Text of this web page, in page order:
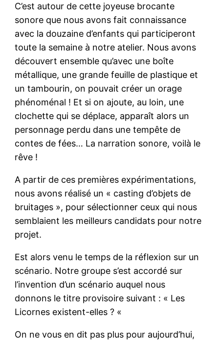
C’est autour de cette joyeuse brocante
sonore que nous avons fait connaissance
avec la douzaine d’enfants qui participeront
toute la semaine à notre atelier. Nous avons
découvert ensemble qu’avec une boîte
métallique, une grande feuille de plastique et
un tambourin, on pouvait créer un orage
phénoménal ! Et si on ajoute, au loin, une
clochette qui se déplace, apparaît alors un
personnage perdu dans une tempête de
contes de fées… La narration sonore, voilà le
rêve !
A partir de ces premières expérimentations,
nous avons réalisé un « casting d’objets de
bruitages », pour sélectionner ceux qui nous
semblaient les meilleurs candidats pour notre
projet.
Est alors venu le temps de la réflexion sur un
scénario. Notre groupe s’est accordé sur
l’invention d’un scénario auquel nous
donnons le titre provisoire suivant : « Les
Licornes existent-elles ? «
On ne vous en dit pas plus pour aujourd’hui,